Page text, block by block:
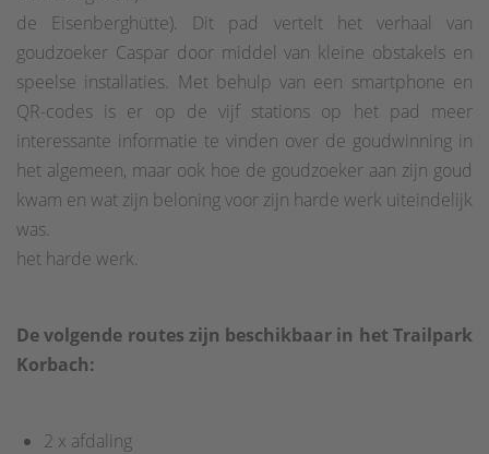
de Eisenberghütte). Dit pad vertelt het verhaal van
goudzoeker Caspar door middel van kleine obstakels en
speelse installaties. Met behulp van een smartphone en
QR-codes is er op de vijf stations op het pad meer
interessante informatie te vinden over de goudwinning in
het algemeen, maar ook hoe de goudzoeker aan zijn goud
kwam en wat zijn beloning voor zijn harde werk uiteindelijk
was.
het harde werk.
De volgende routes zijn beschikbaar in het Trailpark
Korbach:
2 x afdaling